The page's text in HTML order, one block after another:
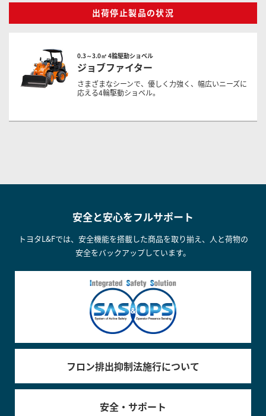
出荷停止製品の状況
0.3～3.0㎥ 4輪駆動ショベル
ジョブファイター
さまざまなシーンで、優しく力強く、幅広いニーズに
応える4輪駆動ショベル。
安全と安心をフルサポート
トヨタL&Fでは、安全機能を搭載した商品を取り揃え、人と荷物の
安全をバックアップしています。
フロン排出抑制法施行について
安全・サポート